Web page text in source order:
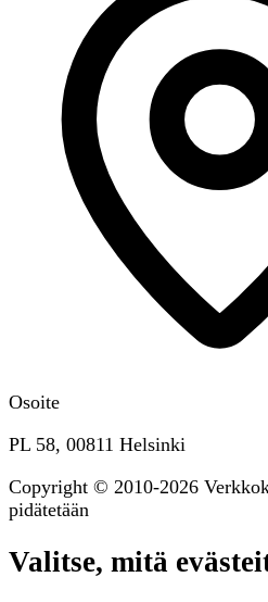
Osoite
PL 58, 00811 Helsinki
Copyright © 2010-2026
pidätetään
Valitse, mitä